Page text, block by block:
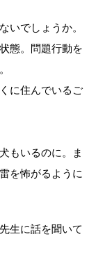
いでしょうか。
態。問題行動を
に住んでいるご
もいるのに。ま
を怖がるように
生に話を聞いて